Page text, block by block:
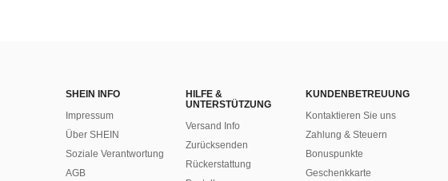
SHEIN INFO
Impressum
Über SHEIN
Soziale Verantwortung
AGB
HILFE &
UNTERSTÜTZUNG
Versand Info
Zurücksenden
Rückerstattung
KUNDENBETREUUNG
Kontaktieren Sie uns
Zahlung & Steuern
Bonuspunkte
Geschenkkarte